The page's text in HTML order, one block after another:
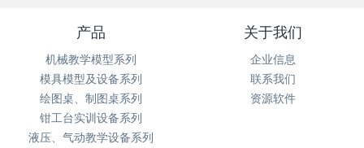
产品
机械教学模型系列
模具模型及设备系列
绘图桌、制图桌系列
钳工台实训设备系列
液压、气动教学设备系列
关于我们
企业信息
联系我们
资源软件